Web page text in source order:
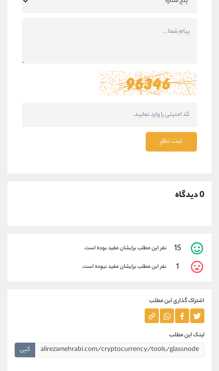
ثبت نظر
0 دیدگاه
15 نفر این مطلب برایشان مفید بوده است.
1 نفر این مطلب برایشان مفید نبوده است.
اشتراک گذاری این مطلب
لینک این مطلب
کپی